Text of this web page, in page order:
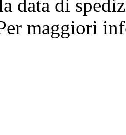
data di
maggiori